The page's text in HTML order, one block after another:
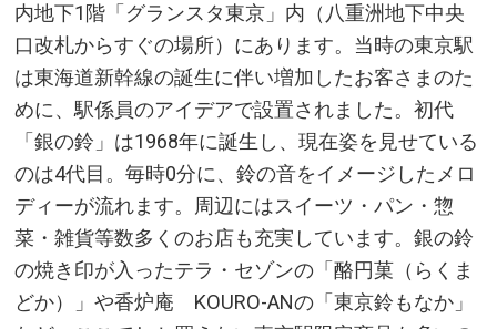
内地下1階「グランスタ東京」内（八重洲地下中央
口改札からすぐの場所）にあります。当時の東京駅
は東海道新幹線の誕生に伴い増加したお客さまのた
めに、駅係員のアイデアで設置されました。初代
「銀の鈴」は1968年に誕生し、現在姿を見せている
のは4代目。毎時0分に、鈴の音をイメージしたメロ
ディーが流れます。周辺にはスイーツ・パン・惣
菜・雑貨等数多くのお店も充実しています。銀の鈴
の焼き印が入ったテラ・セゾンの「酪円菓（らくま
どか）」や香炉庵 KOURO-ANの「東京鈴もなか」